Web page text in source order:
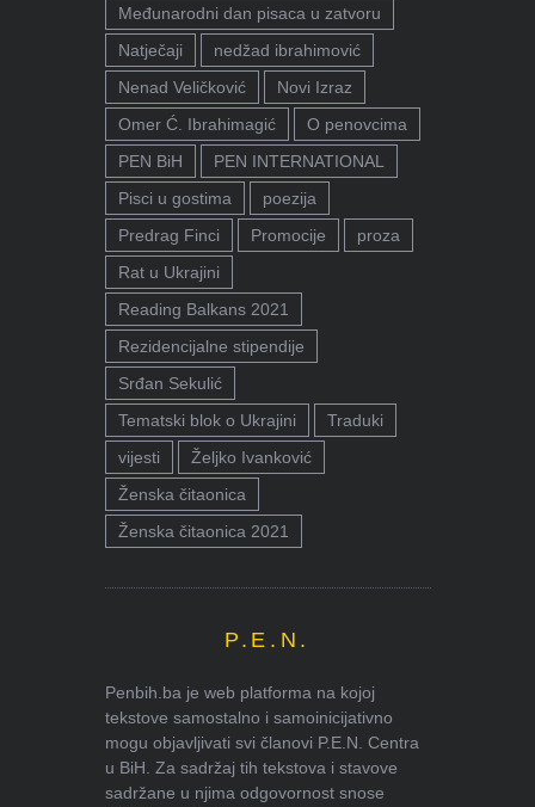
Međunarodni dan pisaca u zatvoru
Natječaji
nedžad ibrahimović
Nenad Veličković
Novi Izraz
Omer Ć. Ibrahimagić
O penovcima
PEN BiH
PEN INTERNATIONAL
Pisci u gostima
poezija
Predrag Finci
Promocije
proza
Rat u Ukrajini
Reading Balkans 2021
Rezidencijalne stipendije
Srđan Sekulić
Tematski blok o Ukrajini
Traduki
vijesti
Željko Ivanković
Ženska čitaonica
Ženska čitaonica 2021
P.E.N.
Penbih.ba je web platforma na kojoj
tekstove samostalno i samoinicijativno
mogu objavljivati svi članovi P.E.N. Centra
u BiH. Za sadržaj tih tekstova i stavove
sadržane u njima odgovornost snose